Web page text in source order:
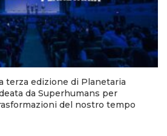
terza edizione di Planetaria
da Superhumans per
del nostro tempo